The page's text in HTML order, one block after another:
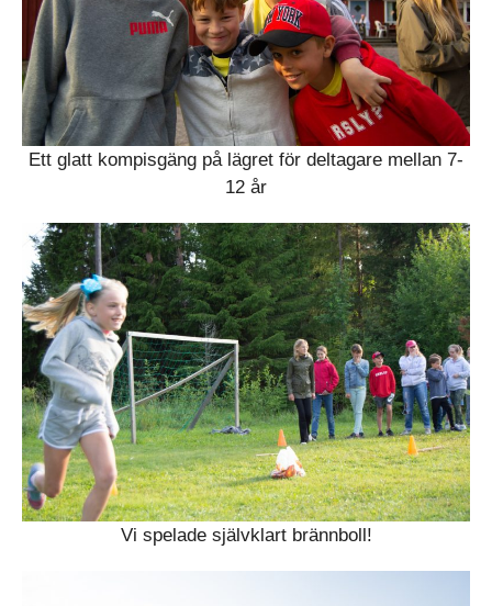
Ett glatt kompisgäng på lägret för deltagare mellan 7-
12 år
Vi spelade självklart brännboll!